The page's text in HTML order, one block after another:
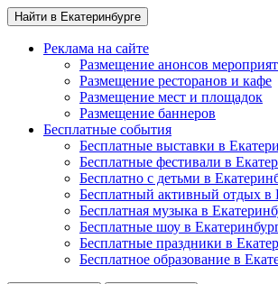
Найти в Екатеринбурге
Реклама на сайте
Размещение анонсов
Размещение ресторанов и кафе
Размещение мест и площадок
Размещение баннеров
Бесплатные события
Бесплатные выставки в
Бесплатные фестивали в
Бесплатно с детьми в
Бесплатный активный отдых в
Бесплатная музыка в
Бесплатные шоу в
Бесплатные праздники в
Бесплатное образование в